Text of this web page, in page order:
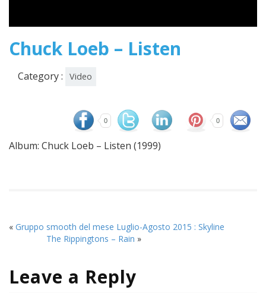
Chuck Loeb – Listen
Category : Video
0 0
Album: Chuck Loeb – Listen (1999)
« Gruppo smooth del mese Luglio-Agosto 2015 : Skyline
The Rippingtons – Rain »
Leave a Reply